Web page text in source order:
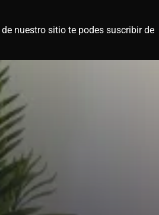
de nuestro sitio te podes suscribir de